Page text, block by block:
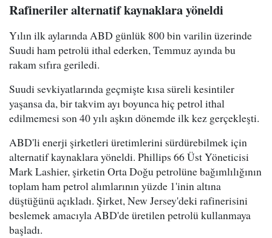
Rafineriler alternatif kaynaklara yöneldi
Yılın ilk aylarında ABD günlük 800 bin varilin üzerinde
Suudi ham petrolü ithal ederken, Temmuz ayında bu
rakam sıfıra geriledi.
Suudi sevkiyatlarında geçmişte kısa süreli kesintiler
yaşansa da, bir takvim ayı boyunca hiç petrol ithal
edilmemesi son 40 yılı aşkın dönemde ilk kez gerçekleşti.
ABD'li enerji şirketleri üretimlerini sürdürebilmek için
alternatif kaynaklara yöneldi. Phillips 66 Üst Yöneticisi
Mark Lashier, şirketin Orta Doğu petrolüne bağımlılığının
toplam ham petrol alımlarının yüzde 1'inin altına
düştüğünü açıkladı. Şirket, New Jersey'deki rafinerisini
beslemek amacıyla ABD'de üretilen petrolü kullanmaya
başladı.